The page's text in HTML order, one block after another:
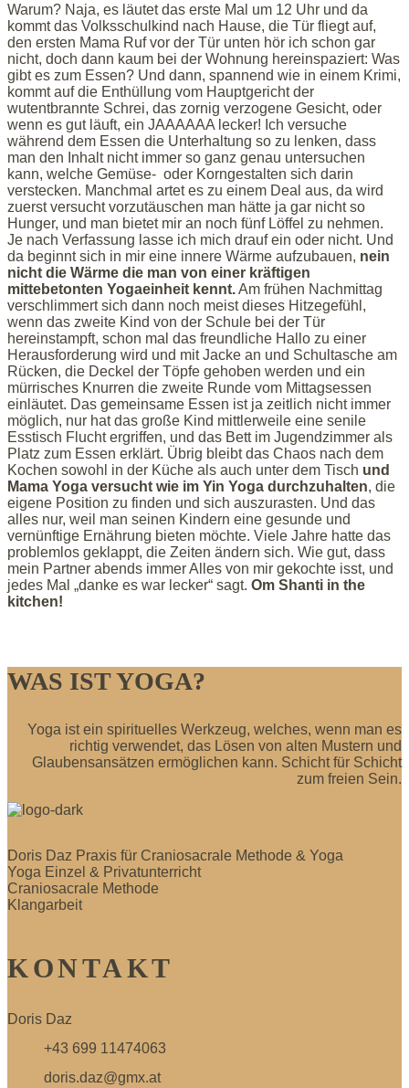
Warum? Naja, es läutet das erste Mal um 12 Uhr und da
kommt das Volksschulkind nach Hause, die Tür fliegt auf,
den ersten Mama Ruf vor der Tür unten hör ich schon gar
nicht, doch dann kaum bei der Wohnung hereinspaziert: Was
gibt es zum Essen? Und dann, spannend wie in einem Krimi,
kommt auf die Enthüllung vom Hauptgericht der
wutentbrannte Schrei, das zornig verzogene Gesicht, oder
wenn es gut läuft, ein JAAAAAA lecker! Ich versuche
während dem Essen die Unterhaltung so zu lenken, dass
man den Inhalt nicht immer so ganz genau untersuchen
kann, welche Gemüse- oder Korngestalten sich darin
verstecken. Manchmal artet es zu einem Deal aus, da wird
zuerst versucht vorzutäuschen man hätte ja gar nicht so
Hunger, und man bietet mir an noch fünf Löffel zu nehmen.
Je nach Verfassung lasse ich mich drauf ein oder nicht. Und
da beginnt sich in mir eine innere Wärme aufzubauen, nein
nicht die Wärme die man von einer kräftigen
mittebetonten Yogaeinheit kennt.Am frühen Nachmittag
verschlimmert sich dann noch meist dieses Hitzegefühl,
wenn das zweite Kind von der Schule bei der Tür
hereinstampft, schon mal das freundliche Hallo zu einer
Herausforderung wird und mit Jacke an und Schultasche am
Rücken, die Deckel der Töpfe gehoben werden und ein
mürrisches Knurren die zweite Runde vom Mittagsessen
einläutet. Das gemeinsame Essen ist ja zeitlich nicht immer
möglich, nur hat das große Kind mittlerweile eine senile
Esstisch Flucht ergriffen, und das Bett im Jugendzimmer als
Platz zum Essen erklärt. Übrig bleibt das Chaos nach dem
Kochen sowohl in der Küche als auch unter dem Tisch und
Mama Yoga versucht wie im Yin Yoga durchzuhalten, die
eigene Position zu finden und sich auszurasten. Und das
alles nur, weil man seinen Kindern eine gesunde und
vernünftige Ernährung bieten möchte. Viele Jahre hatte das
problemlos geklappt, die Zeiten ändern sich. Wie gut, dass
mein Partner abends immer Alles von mir gekochte isst, und
jedes Mal „danke es war lecker“ sagt. Om Shanti in the
kitchen!
WAS IST YOGA?
Yoga ist ein spirituelles Werkzeug, welches, wenn man es
richtig verwendet, das Lösen von alten Mustern und
Glaubensansätzen ermöglichen kann. Schicht für Schicht
zum freien Sein.
Doris Daz Praxis für Craniosacrale Methode & Yoga
Yoga Einzel & Privatunterricht
Craniosacrale Methode
Klangarbeit
KONTAKT
Doris Daz
+43 699 11474063
doris.daz@gmx.at